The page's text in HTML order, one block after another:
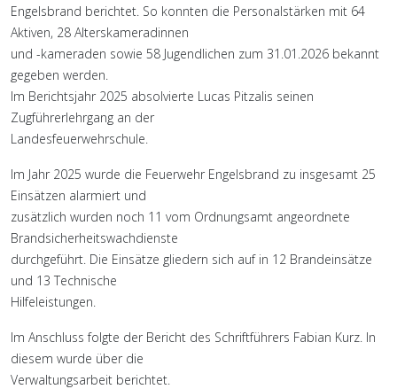
Engelsbrand berichtet. So konnten die Personalstärken mit 64
Aktiven, 28 Alterskameradinnen
und -kameraden sowie 58 Jugendlichen zum 31.01.2026 bekannt
gegeben werden.
Im Berichtsjahr 2025 absolvierte Lucas Pitzalis seinen
Zugführerlehrgang an der
Landesfeuerwehrschule.
Im Jahr 2025 wurde die Feuerwehr Engelsbrand zu insgesamt 25
Einsätzen alarmiert und
zusätzlich wurden noch 11 vom Ordnungsamt angeordnete
Brandsicherheitswachdienste
durchgeführt. Die Einsätze gliedern sich auf in 12 Brandeinsätze
und 13 Technische
Hilfeleistungen.
Im Anschluss folgte der Bericht des Schriftführers Fabian Kurz. In
diesem wurde über die
Verwaltungsarbeit berichtet.